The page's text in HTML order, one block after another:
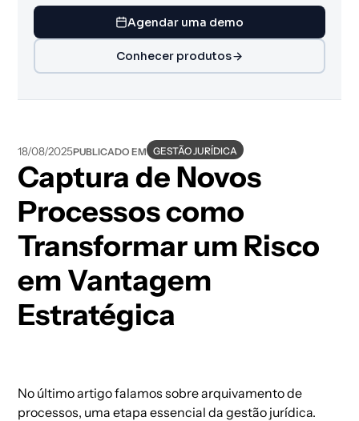
Agendar uma demo
Conhecer produtos
18/08/2025PUBLICADO EM GESTÃO JURÍDICA
Captura de Novos
Processos como
Transformar um Risco
em Vantagem
Estratégica
No último artigo falamos sobre arquivamento de
processos, uma etapa essencial da gestão jurídica.